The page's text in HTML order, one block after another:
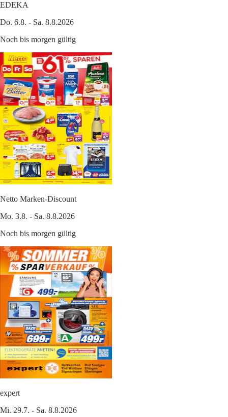
EDEKA
Do. 6.8. - Sa. 8.8.2026
Noch bis morgen gültig
Netto Marken-Discount
Mo. 3.8. - Sa. 8.8.2026
Noch bis morgen gültig
expert
Mi. 29.7. - Sa. 8.8.2026